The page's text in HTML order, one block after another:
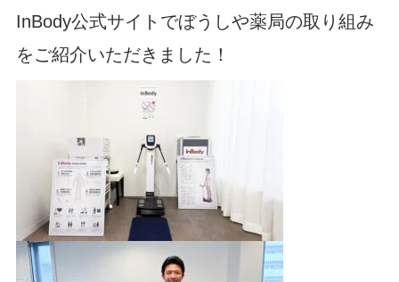
InBody公式サイトでぼうしや薬局の取り組み
をご紹介いただきました！